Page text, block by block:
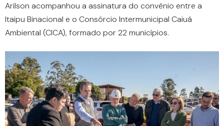
Arilson acompanhou a assinatura do convênio entre a
Itaipu Binacional e o Consórcio Intermunicipal Caiuá
Ambiental (CICA), formado por 22 municípios.